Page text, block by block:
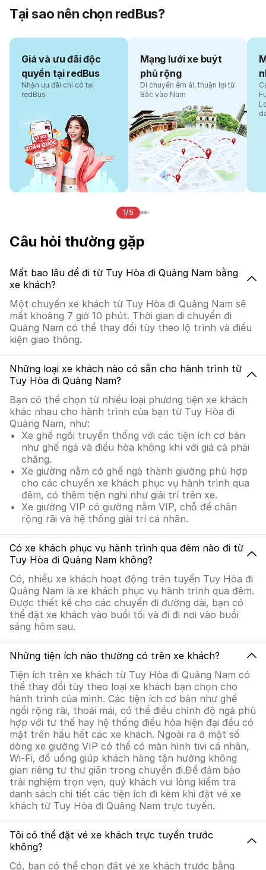
Tại sao nên chọn redBus?
Giá và ưu đãi độc
quyền tại redBus
Nhận ưu đãi chỉ có tại
redBus
Mạng lưới xe buýt
phủ rộng
Di chuyển êm ái, thuận lợi từ
Bắc vào Nam
1/5
Câu hỏi thường gặp
Mất bao lâu để đi từ Tuy Hòa đi Quảng Nam bằng
xe khách?
Một chuyến xe khách từ Tuy Hòa đi Quảng Nam sẽ
mất khoảng 7 giờ 10 phút. Thời gian di chuyển đi
Quảng Nam có thể thay đổi tùy theo lộ trình và điều
kiện giao thông.
Những loại xe khách nào có sẵn cho hành trình từ
Tuy Hòa đi Quảng Nam?
Bạn có thể chọn từ nhiều loại phương tiện xe khách
khác nhau cho hành trình của bạn từ Tuy Hòa đi
Quảng Nam, như:
Xe ghế ngồi truyền thống với các tiện ích cơ bản
như ghế ngả và điều hòa không khí với giá cả phải
chăng.
Xe giường nằm có ghế ngả thành giường phù hợp
cho các chuyến xe khách phục vụ hành trình qua
đêm, có thêm tiện nghi như giải trí trên xe.
Xe giường VIP có giường nằm VIP, chỗ để chân
rộng rãi và hệ thống giải trí cá nhân.
Có xe khách phục vụ hành trình qua đêm nào đi từ
Tuy Hòa đi Quảng Nam không?
Có, nhiều xe khách hoạt động trên tuyến Tuy Hòa đi
Quảng Nam là xe khách phục vụ hành trình qua đêm.
Được thiết kế cho các chuyến đi đường dài, bạn có
thể đặt xe khách vào buổi tối và đi đi nơi vào buổi
sáng hôm sau.
Những tiện ích nào thường có trên xe khách?
Tiện ích trên xe khách từ Tuy Hòa đi Quảng Nam có
thể thay đổi tùy theo loại xe khách bạn chọn cho
hành trình của mình. Các tiện ích cơ bản như ghế
ngồi rộng rãi, thoải mái, có thể điều chỉnh độ ngả phù
hợp với tư thế hay hệ thống điều hòa hiện đại đều có
mặt trên hầu hết các xe khách. Ngoài ra ở một số
dòng xe giường VIP có thể có màn hình tivi cá nhân,
Wi-Fi, đồ uống giúp khách hàng tận hưởng không
gian riêng tư thư giãn trong chuyến đi.Để đảm bảo
trải nghiệm trọn vẹn, quý khách vui lòng kiểm tra
danh sách chi tiết các tiện ích đi kèm khi đặt vé xe
khách từ Tuy Hòa đi Quảng Nam trực tuyến.
Tôi có thể đặt vé xe khách trực tuyến trước
không?
Có, bạn có thể chọn đặt vé xe khách trước bằng